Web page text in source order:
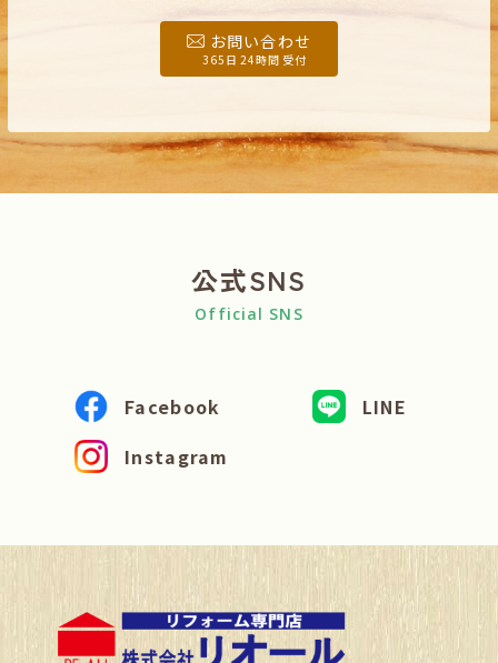
お問い合わせ
365日 24時間 受付
公式SNS
Official SNS
Facebook
LINE
Instagram